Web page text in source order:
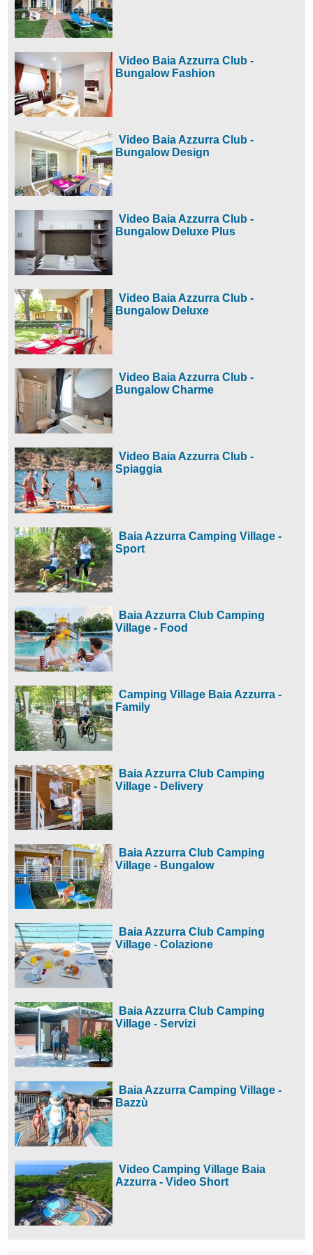
Video Baia Azzurra Club -
Bungalow Fashion
Video Baia Azzurra Club -
Bungalow Design
Video Baia Azzurra Club -
Bungalow Deluxe Plus
Video Baia Azzurra Club -
Bungalow Deluxe
Video Baia Azzurra Club -
Bungalow Charme
Video Baia Azzurra Club -
Spiaggia
Baia Azzurra Camping Village -
Sport
Baia Azzurra Club Camping
Village - Food
Camping Village Baia Azzurra -
Family
Baia Azzurra Club Camping
Village - Delivery
Baia Azzurra Club Camping
Village - Bungalow
Baia Azzurra Club Camping
Village - Colazione
Baia Azzurra Club Camping
Village - Servizi
Baia Azzurra Camping Village -
Bazzù
Video Camping Village Baia
Azzurra - Video Short